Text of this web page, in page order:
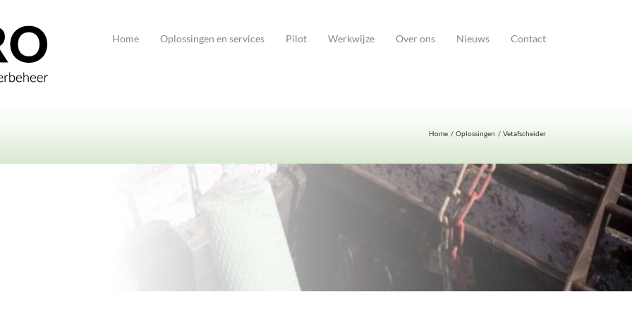
Home Oplossingen en services Pilot Werkwijze Over ons Nieuws Contact
Home Oplossingen Vetafscheider